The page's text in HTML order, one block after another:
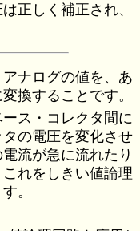
正しく補正され、
アナログの値を、あ
換することです。
ス・コレクタ間に
の電圧を変化させ
流が急に流れたり
れをしきい値論理
。